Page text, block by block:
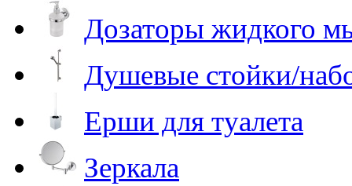
Дозаторы жидкого
Душевые стойки/
Ерши для туалета
Зеркала